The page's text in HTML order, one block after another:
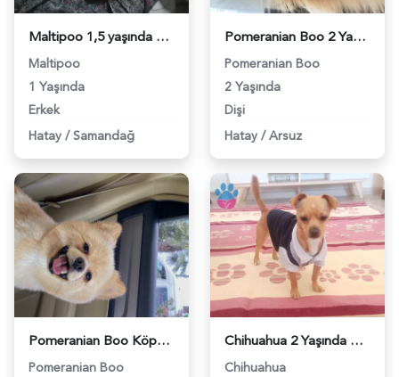
Maltipoo 1,5 yaşında erkek 10 kilo - 118968265
Maltipoo
1 Yaşında
Erkek
Hatay / Samandağ
Pomeranian Boo 2 Yaşında Köpeğim Eş Arıyor - 118963791
Pomeranian Boo
2 Yaşında
Dişi
Hatay / Arsuz
Pomeranian Boo Köpeğim Eş Arıyor - 118961629
Pomeranian Boo
Chihuahua 2 Yaşında Oğluma Eş Arıyorum - 1046
Chihuahua